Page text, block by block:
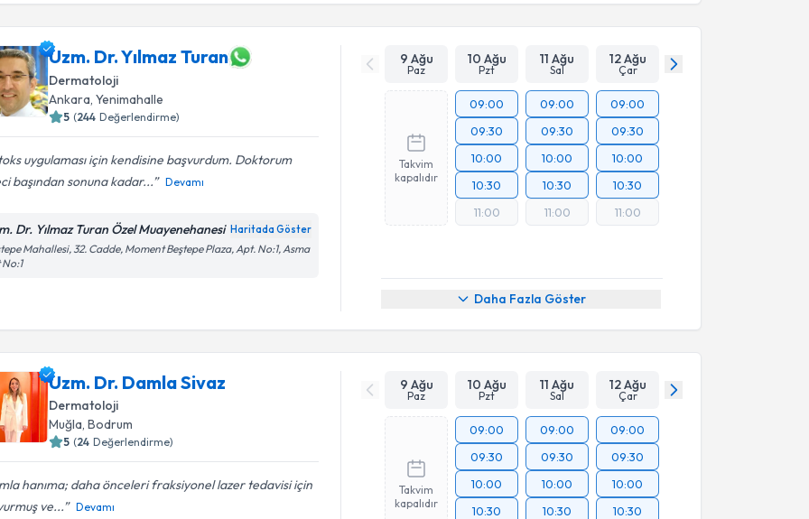
Takvim Talebini Gönder
Uzm. Dr. Yılmaz Turan
Dermatoloji
Ankara ,Yenimahalle
5 (244 Değerlendirme)
uygulaması için kendisine başvurdum. Doktorum
başından sonuna kadar...
Devamı
Dr. Yılmaz Turan Özel Muayenehanesi Haritada Göster
Mahallesi, 32. Cadde, Moment Beştepe Plaza, Apt. No:1, Asma
9 Ağu
Paz
10 Ağu
Pzt
11 Ağu
Sal
12 Ağu
Çar
Takvim
kapalıdır
09:00
09:30
10:00
10:30
11:00
09:00
09:30
10:00
10:30
11:00
09:00
09:30
10:00
10:30
11:00
Daha Fazla Göster
Uzm. Dr. Damla Sivaz
Dermatoloji
Muğla,Bodrum
5 (24 Değerlendirme)
hanıma; daha önceleri fraksiyonel lazer tedavisi için
ve...
Devamı
9 Ağu
Paz
10 Ağu
Pzt
11 Ağu
Sal
12 Ağu
Çar
Takvim
kapalıdır
09:00
09:30
10:00
10:30
09:00
09:30
10:00
10:30
09:00
09:30
10:00
10:30